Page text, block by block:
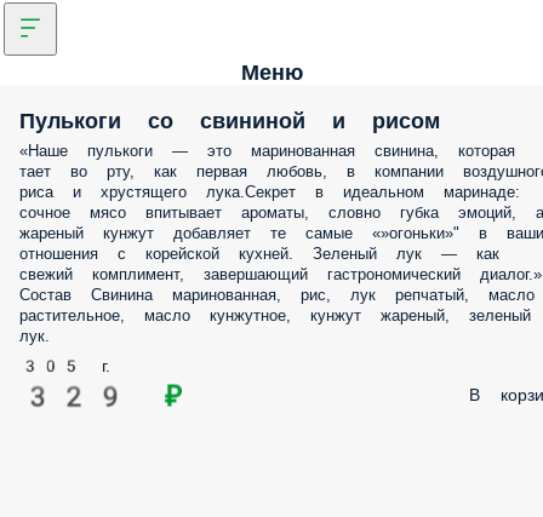
Меню
Пулькоги со свининой и рисом
«Наше пулькоги — это маринованная свинина, которая
тает во рту, как первая любовь, в компании
риса и хрустящего лука.Секрет в идеальном маринаде:
сочное мясо впитывает ароматы, словно губка эмоций, а
жареный кунжут добавляет те самые «»огоньки»" в ваши
отношения с корейской кухней. Зеленый лук — как
свежий комплимент, завершающий гастрономический диалог.»
Состав Свинина маринованная, рис, лук репчатый, масло
растительное, масло кунжутное, кунжут жареный, зеленый
лук.
305 г.
329 ₽ В